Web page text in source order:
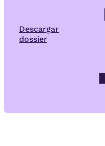
Descargar
dossier